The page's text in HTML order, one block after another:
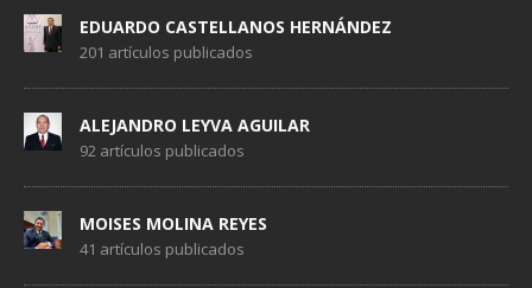
EDUARDO CASTELLANOS HERNÁNDEZ
201 artículos publicados
ALEJANDRO LEYVA AGUILAR
92 artículos publicados
MOISES MOLINA REYES
41 artículos publicados